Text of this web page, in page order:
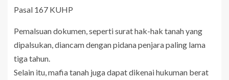
Pasal 167 KUHP
Pemalsuan dokumen, seperti surat hak-hak tanah yang
dipalsukan, diancam dengan pidana penjara paling lama
tiga tahun.
Selain itu, mafia tanah juga dapat dikenai hukuman berat